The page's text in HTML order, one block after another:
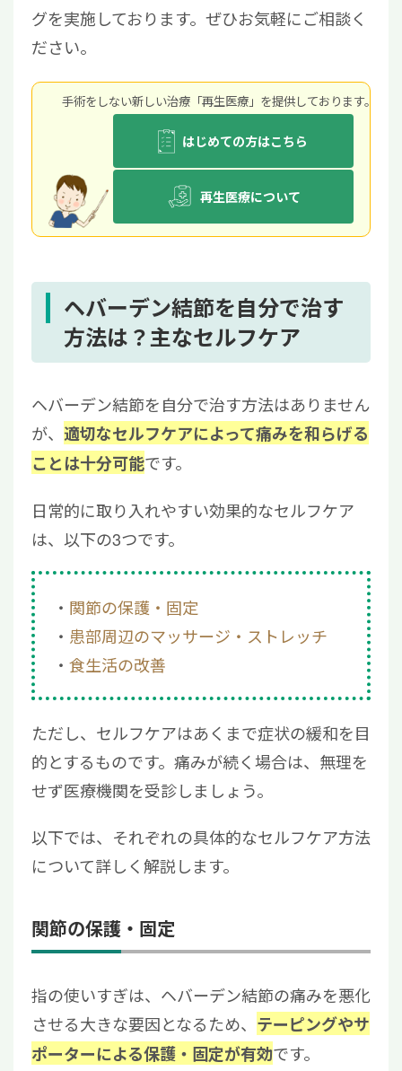
グを実施しております。ぜひお気軽にご相談く
ださい。
手術をしない新しい治療「再生医療」を提供しております。
はじめての方はこちら
再生医療について
ヘバーデン結節を自分で治す
方法は？主なセルフケア
ヘバーデン結節を自分で治す方法はありません
が、 適切なセルフケアによって痛みを和らげる
ことは十分可能です。
日常的に取り入れやすい効果的なセルフケア
は、以下の3つです。
関節の保護・固定
患部周辺のマッサージ・ストレッチ
食生活の改善
ただし、セルフケアはあくまで症状の緩和を目
的とするものです。痛みが続く場合は、無理を
せず医療機関を受診しましょう。
以下では、それぞれの具体的なセルフケア方法
について詳しく解説します。
関節の保護・固定
指の使いすぎは、ヘバーデン結節の痛みを悪化
させる大きな要因となるため、 テーピングやサ
ポーターによる保護・固定が有効です。